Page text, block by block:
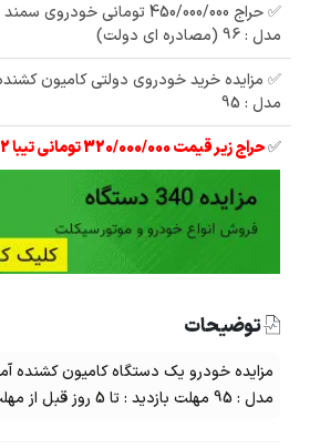
مدل : 96 (مصادره ای دولت)
✅ مزایده خرید خودروی دولتی کامیون
مدل : 95
✅حراج زیر قیمت 320/000/000 تومانی تیبا 2 مدل 97
توضیحات
مزایده خودرو یک دستگاه کامیون کشنده
مدل : 95 مهلت بازدید : تا 5 روز قبل از مهلت شرکت در مزایده